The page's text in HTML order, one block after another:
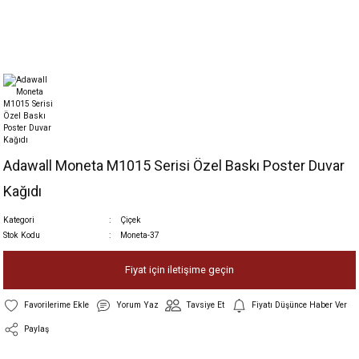
Adawall Moneta M1015 Serisi Özel Baskı Poster Duvar
Kağıdı
Kategori
Çiçek
Stok Kodu
Moneta-37
Fiyat için iletişime geçin
Yorum Yaz Tavsiye Et Fiyatı Düşünce Haber Ver
Paylaş